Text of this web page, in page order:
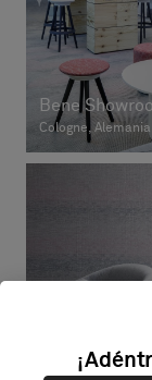
Bene
Cologne, Alemania
Space